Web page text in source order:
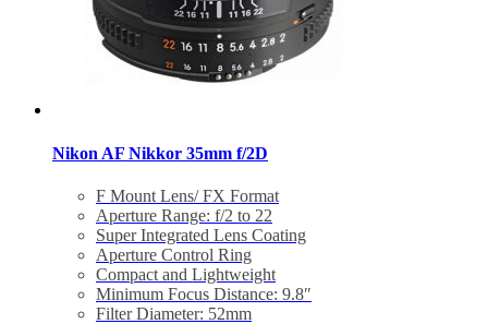
Nikon AF Nikkor 35mm f/2D
F Mount Lens/ FX Format
Aperture Range: f/2 to 22
Super Integrated Lens Coating
Aperture Control Ring
Compact and Lightweight
Minimum Focus Distance: 9.8″
Filter Diameter: 52mm